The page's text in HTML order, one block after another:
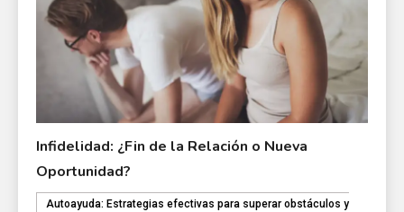
Infidelidad: ¿Fin de la Relación o Nueva
Oportunidad?
Autoayuda: Estrategias efectivas para superar obstáculos y